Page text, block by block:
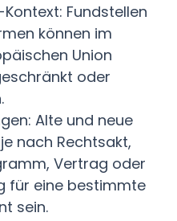
Fundstellen
können im
Union
oder
Alte und neue
nach Rechtsakt,
Vertrag oder
für eine bestimmte
sein.